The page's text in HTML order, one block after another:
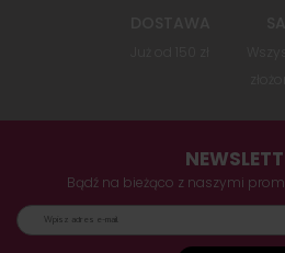
Bądź na bieżąco z naszymi